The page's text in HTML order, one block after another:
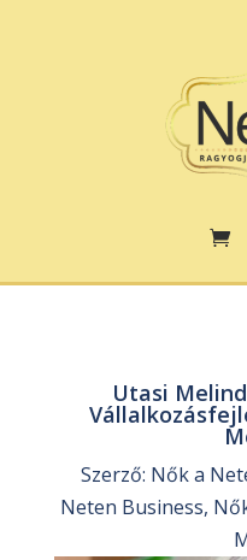
Utasi
Szerző: Nők a
Neten Business,